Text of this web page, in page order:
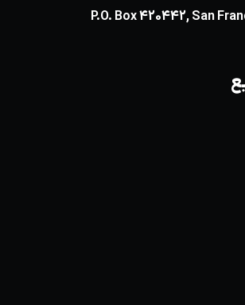
P.O. Box 420442, San